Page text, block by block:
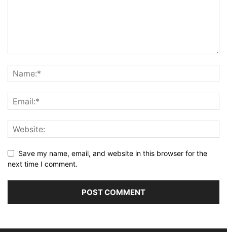
Save my name, email, and website in this browser for the
next time I comment.